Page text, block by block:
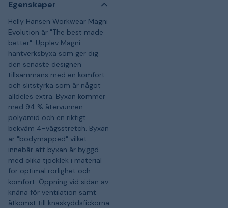
Egenskaper
Helly Hansen Workwear Magni
Evolution är "The best made
better". Upplev Magni
hantverksbyxa som ger dig
den senaste designen
tillsammans med en komfort
och slitstyrka som är något
alldeles extra. Byxan kommer
med 94 % återvunnen
polyamid och en riktigt
bekväm 4-vägsstretch. Byxan
är "bodymapped" vilket
innebär att byxan är byggd
med olika tjocklek i material
för optimal rörlighet och
komfort. Öppning vid sidan av
knäna för ventilation samt
åtkomst till knäskyddsfickorna